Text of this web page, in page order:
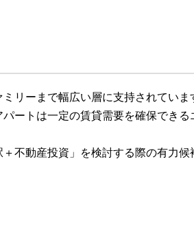
リーまで幅広い層に支持されていま
ートは一定の賃貸需要を確保できる
不動産投資」を検討する際の有力候